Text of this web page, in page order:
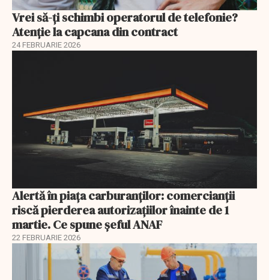
Vrei să-ți schimbi operatorul de telefonie?
Atenție la capcana din contract
24 FEBRUARIE 2026
Alertă în piața carburanților: comercianții
riscă pierderea autorizațiilor înainte de 1
martie. Ce spune șeful ANAF
22 FEBRUARIE 2026